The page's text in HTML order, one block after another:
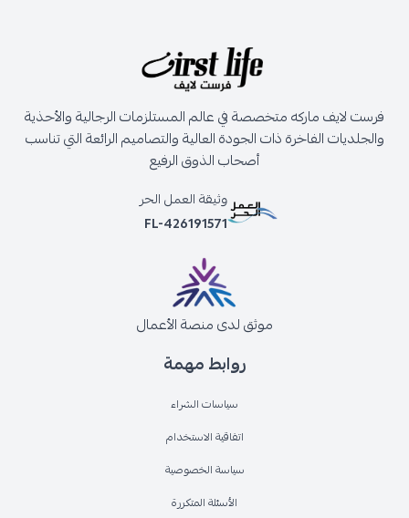
روابط مهمة
سياسات الشراء
اتفاقية الاستخدام
سياسة الخصوصية
الأسئلة المتكررة
فرست لايف ماركه متخصصة في عالم المستلزمات الرجالية والأحذية
والجلديات الفاخرة ذات الجودة العالية والتصاميم الرائعة التي تناسب
أصحاب الذوق الرفيع
وثيقة العمل الحر
FL-426191571
موثق لدى منصة الأعمال